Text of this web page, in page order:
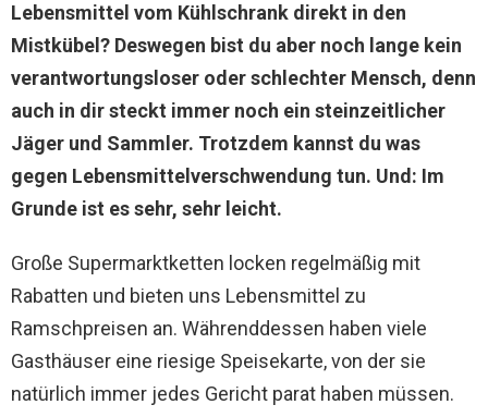
Lebensmittel vom Kühlschrank direkt in den
Mistkübel? Deswegen bist du aber noch lange kein
verantwortungsloser oder schlechter Mensch, denn
auch in dir steckt immer noch ein steinzeitlicher
Jäger und Sammler. Trotzdem kannst du was
gegen Lebensmittelverschwendung tun. Und: Im
Grunde ist es sehr, sehr leicht.
Große Supermarktketten locken regelmäßig mit
Rabatten und bieten uns Lebensmittel zu
Ramschpreisen an. Währenddessen haben viele
Gasthäuser eine riesige Speisekarte, von der sie
natürlich immer jedes Gericht parat haben müssen.